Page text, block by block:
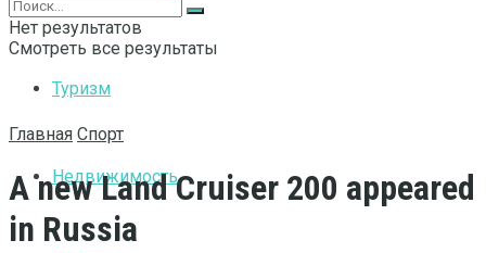
Туризм
Недвижимость
Нет результатов
Смотреть все результаты
Главная Спорт
A new Land Cruiser 200 appeared
in Russia